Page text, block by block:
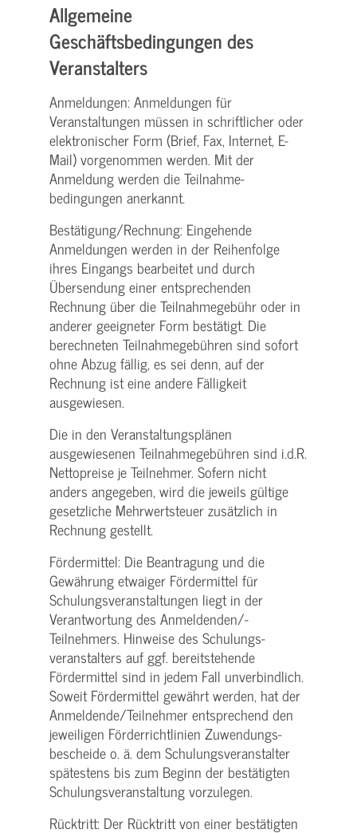
Allgemeine
Geschäftsbedingungen des
Veranstalters
Anmeldungen: Anmeldungen für
Veranstaltungen müssen in schriftlicher oder
elektronischer Form (Brief, Fax, Internet, E-
Mail) vorgenommen werden. Mit der
Anmeldung werden die Teilnahme­
bedingungen anerkannt.
Bestätigung­/Rechnung: Eingehende
Anmeldungen werden in der Reihenfolge
ihres Eingangs bearbeitet und durch
Übersendung einer entsprechenden
Rechnung über die Teilnahmegebühr oder in
anderer geeigneter Form bestätigt. Die
berechneten Teilnahmegebühren sind sofort
ohne Abzug fällig, es sei denn, auf der
Rechnung ist eine andere Fälligkeit
ausgewiesen.
Die in den Veranstaltungsplänen
ausgewiesenen Teilnahmegebühren sind i.d.R.
Nettopreise je Teilnehmer. Sofern nicht
anders angegeben, wird die jeweils gültige
gesetzliche Mehrwertsteuer zusätzlich in
Rechnung gestellt.
Fördermittel: Die Beantragung und die
Gewährung etwaiger Fördermittel für
Schulungs­veranstaltungen liegt in der
Verantwortung des Anmeldenden/­
Teilnehmers. Hinweise des Schulungs­
veranstalters auf ggf. bereitstehende
Fördermittel sind in jedem Fall unverbindlich.
Soweit Fördermittel gewährt werden, hat der
Anmeldende/­Teilnehmer entsprechend den
jeweiligen Förderrichtlinien Zuwendungs­
bescheide o. ä. dem Schulungs­veranstalter
spätestens bis zum Beginn der bestätigten
Schulungs­veranstaltung vorzulegen.
Rücktritt: Der Rücktritt von einer bestätigten